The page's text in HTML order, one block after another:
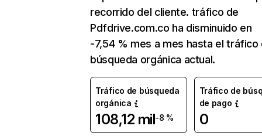
recorrido del cliente. tráfico de
Pdfdrive.com.co ha disminuido en
-7,54 % mes a mes hasta el tráfico
búsqueda orgánica actual.
Tráfico de búsqueda
orgánica
108,12 mil-8 %
Tráfico de
de pago
0